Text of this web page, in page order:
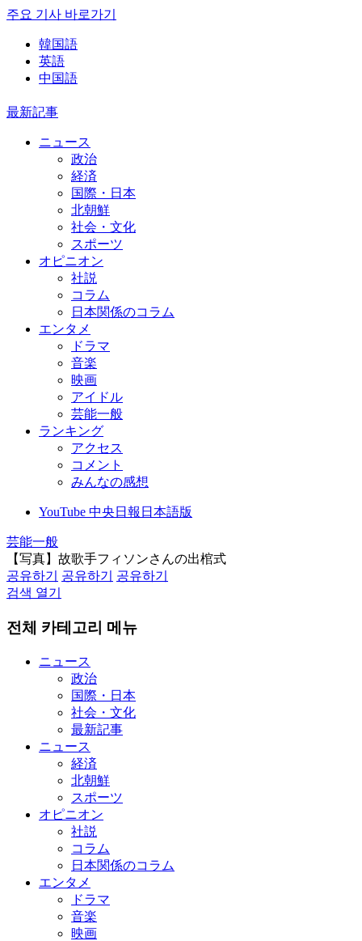
주요 기사 바로가기
韓国語
英語
中国語
最新記事
ニュース
政治
経済
国際・日本
北朝鮮
社会・文化
スポーツ
オピニオン
社説
コラム
日本関係のコラム
エンタメ
ドラマ
音楽
映画
アイドル
芸能一般
ランキング
アクセス
コメント
みんなの感想
YouTube 中央日報日本語版
芸能一般
【写真】故歌手フィソンさんの出棺式
공유하기
공유하기
공유하기
검색 열기
전체 카테고리 메뉴
ニュース
政治
国際・日本
社会・文化
最新記事
ニュース
経済
北朝鮮
スポーツ
オピニオン
社説
コラム
日本関係のコラム
エンタメ
ドラマ
音楽
映画